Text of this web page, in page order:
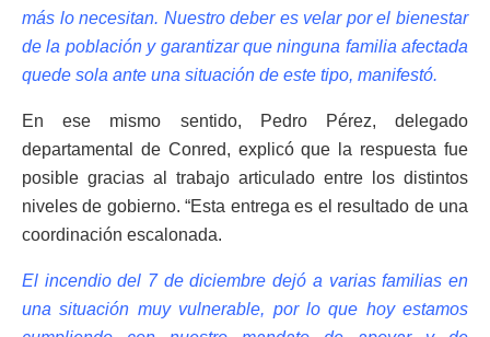
más lo necesitan. Nuestro deber es velar por el bienestar
de la población y garantizar que ninguna familia afectada
quede sola ante una situación de este tipo, manifestó.
En ese mismo sentido, Pedro Pérez, delegado
departamental de Conred, explicó que la respuesta fue
posible gracias al trabajo articulado entre los distintos
niveles de gobierno. “Esta entrega es el resultado de una
coordinación escalonada.
El incendio del 7 de diciembre dejó a varias familias en
una situación muy vulnerable, por lo que hoy estamos